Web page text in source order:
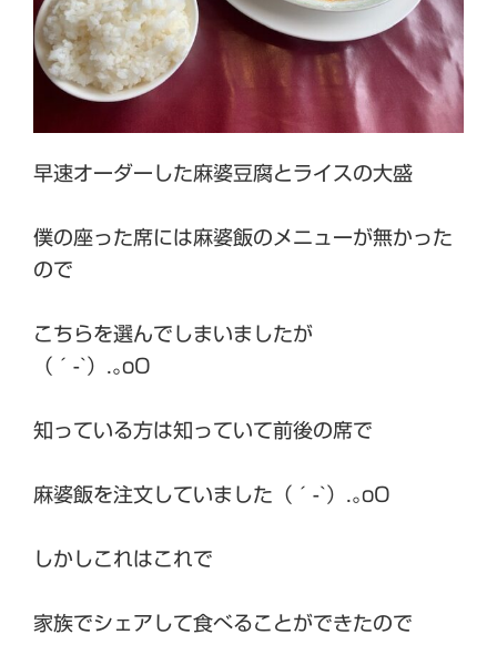
早速オーダーした麻婆豆腐とライスの大盛
僕の座った席には麻婆飯のメニューが無かった
ので
こちらを選んでしまいましたが
（´-`）.｡oO
知っている方は知っていて前後の席で
麻婆飯を注文していました（´-`）.｡oO
しかしこれはこれで
家族でシェアして食べることができたので